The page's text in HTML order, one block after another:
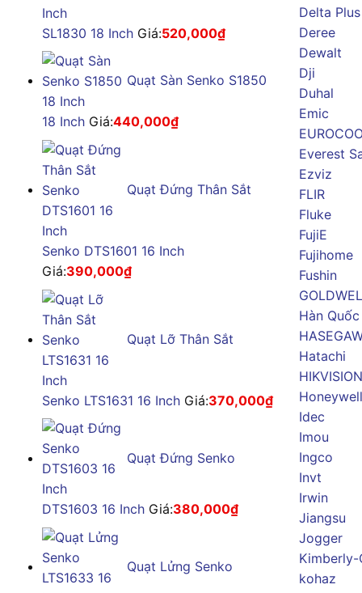
SL1830 18 Inch Giá:520,000₫
Quạt Sàn Senko S1850
18 Inch Giá:440,000₫
Quạt Đứng Thân Sắt
Senko DTS1601 16 Inch
Giá:390,000₫
Quạt Lỡ Thân Sắt
Senko LTS1631 16 Inch Giá:370,000₫
Quạt Đứng Senko
DTS1603 16 Inch Giá:380,000₫
Quạt Lửng Senko
Delta Plus
Deree
Dewalt
Dji
Duhal
Emic
Everest
Ezviz
FLIR
Fluke
FujiE
Fujihome
Fushin
Hàn Quốc
Hatachi
HIKVISION
Honeywell
Idec
Imou
Ingco
Invt
Irwin
Jiangsu
Jogger
Kimberly-
kohaz